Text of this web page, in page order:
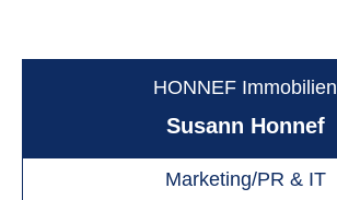
HONNEF Immobilien
Susann Honnef
Marketing/PR & IT